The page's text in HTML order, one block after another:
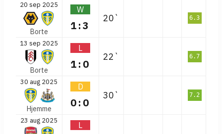
20 sep 2025
Borte
W
1:3
20` 6.3
13 sep 2025
Borte
L
1:0
22` 6.7
30 aug 2025
Hjemme
D
0:0
30` 7.2
23 aug 2025 L